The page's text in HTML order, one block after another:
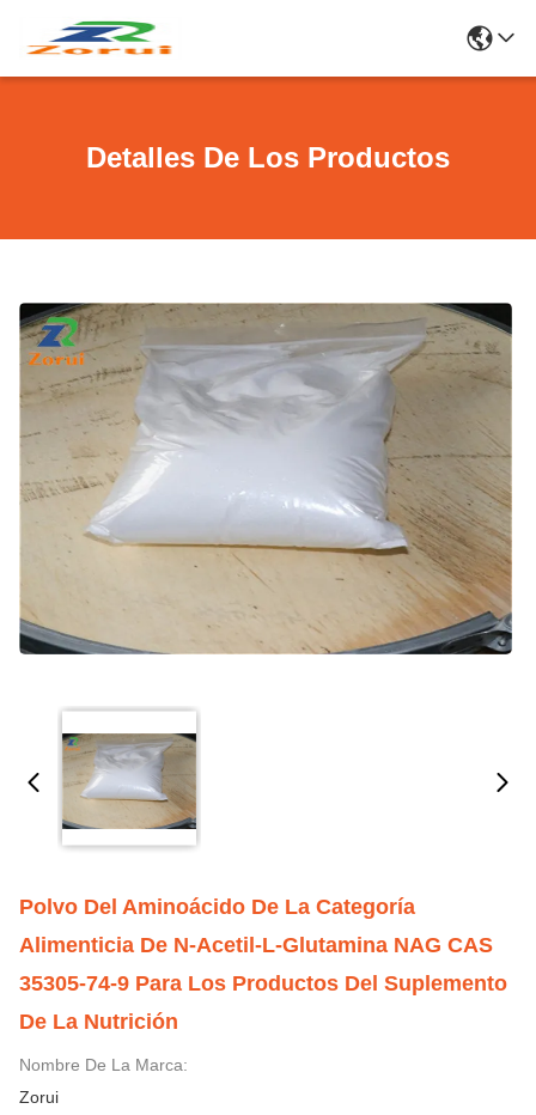
Detalles De Los Productos
Polvo Del Aminoácido De La Categoría
Alimenticia De N-Acetil-L-Glutamina NAG CAS
35305-74-9 Para Los Productos Del Suplemento
De La Nutrición
Nombre De La Marca:
Zorui